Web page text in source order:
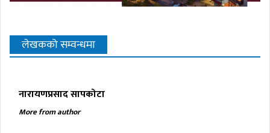
लेखकको सम्वन्धमा
नारायणप्रसाद सापकोटा
More from author